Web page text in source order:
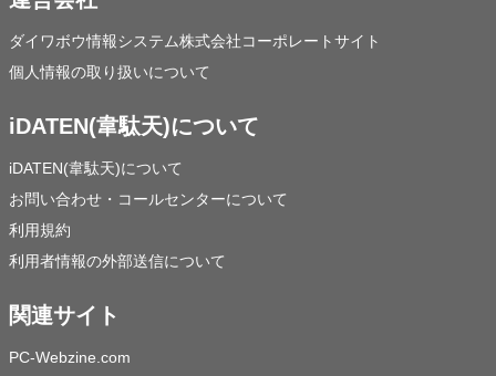
ダイワボウ情報システム株式会社コーポレートサイト
個人情報の取り扱いについて
iDATEN(韋駄天)について
iDATEN(韋駄天)について
お問い合わせ・コールセンターについて
利用規約
利用者情報の外部送信について
関連サイト
PC-Webzine.com